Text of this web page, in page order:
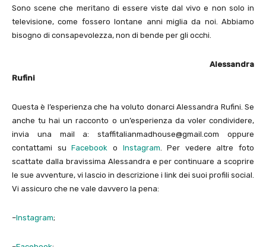
Sono scene che meritano di essere viste dal vivo e non solo in
televisione, come fossero lontane anni miglia da noi. Abbiamo
bisogno di consapevolezza, non di bende per gli occhi.
Alessandra
Rufini
Questa è l’esperienza che ha voluto donarci Alessandra Rufini. Se
anche tu hai un racconto o un’esperienza da voler condividere,
invia una mail a: staffitalianmadhouse@gmail.com oppure
contattami suFacebook o Instagram. Per vedere altre foto
scattate dalla bravissima Alessandra e per continuare a scoprire
le sue avventure, vi lascio in descrizione i link dei suoi profili social.
Vi assicuro che ne vale davvero la pena:
–Instagram;